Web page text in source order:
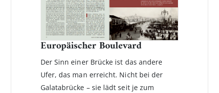
Europäischer Boulevard
Der Sinn einer Brücke ist das andere
Ufer, das man erreicht. Nicht bei der
Galatabrücke – sie lädt seit je zum